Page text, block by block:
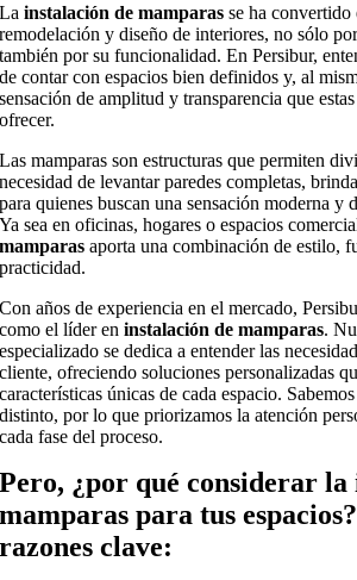
Lainstalación de mamparas se ha convertido
remodelación y diseño de interiores, no sólo
también por su funcionalidad. En Persibur,
de contar con espacios bien definidos y, al
sensación de amplitud y transparencia que
ofrecer.
Las mamparas son estructuras que permiten
necesidad de levantar paredes completas,
para quienes buscan una sensación moderna y
Ya sea en oficinas, hogares o espacios
mamparas aporta una combinación de estilo,
practicidad.
Con años de experiencia en el mercado,
como el líder eninstalación de mamparas.
especializado se dedica a entender las
cliente, ofreciendo soluciones personalizadas
características únicas de cada espacio.
distinto, por lo que priorizamos la atención
cada fase del proceso.
Pero, ¿por qué considerar la
mamparas para tus
razones clave: